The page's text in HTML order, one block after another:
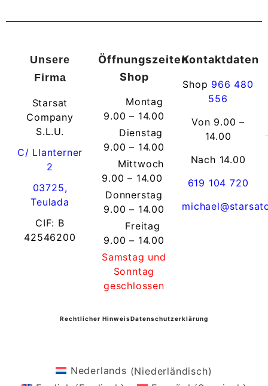
Unsere
Firma
Starsat
Company
S.L.U.
C/ Llanterner
2
03725,
Teulada
CIF: B
42546200
Öffnungszeiten
Shop
Montag
9.00 – 14.00
Dienstag
9.00 – 14.00
Mittwoch
9.00 – 14.00
Donnerstag
9.00 – 14.00
Freitag
9.00 – 14.00
Samstag und
Sonntag
geschlossen
Kontaktdaten
Shop 966 480
556
Von 9.00 –
14.00
Nach 14.00
619 104 720
Rechtlicher HinweisDatenschutzerklärung
Nederlands (Niederländisch)